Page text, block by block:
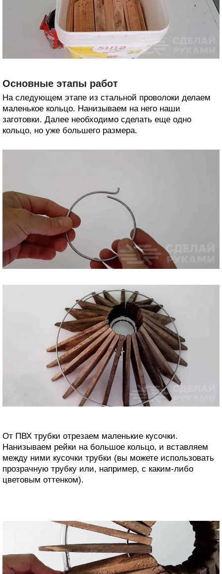
Основные этапы работ
На следующем этапе из стальной проволоки делаем
маленькое кольцо. Нанизываем на него наши
заготовки. Далее необходимо сделать еще одно
кольцо, но уже большего размера.
От ПВХ трубки отрезаем маленькие кусочки.
Нанизываем рейки на большое кольцо, и вставляем
между ними кусочки трубки (вы можете использовать
прозрачную трубку или, например, с каким-либо
цветовым оттенком).